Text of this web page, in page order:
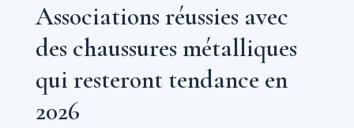
Associations réussies avec
des chaussures métalliques
qui resteront tendance en
2026